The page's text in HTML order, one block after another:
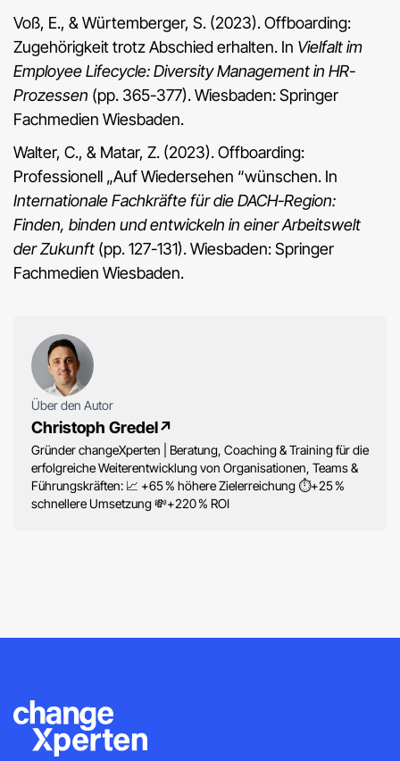
Voß, E., & Würtemberger, S. (2023). Offboarding:
Zugehörigkeit trotz Abschied erhalten. In Vielfalt im
Employee Lifecycle: Diversity Management in HR-
Prozessen (pp. 365-377). Wiesbaden: Springer
Fachmedien Wiesbaden.
Walter, C., & Matar, Z. (2023). Offboarding:
Professionell „Auf Wiedersehen “wünschen. In
Internationale Fachkräfte für die DACH-Region:
Finden, binden und entwickeln in einer Arbeitswelt
der Zukunft (pp. 127-131). Wiesbaden: Springer
Fachmedien Wiesbaden.
Über den Autor
Christoph Gredel↗
Gründer changeXperten | Beratung, Coaching & Training für die
erfolgreiche Weiterentwicklung von Organisationen, Teams &
Führungskräften: 📈 +65 % höhere Zielerreichung ⏱️+25 %
schnellere Umsetzung 💸+220 % ROI